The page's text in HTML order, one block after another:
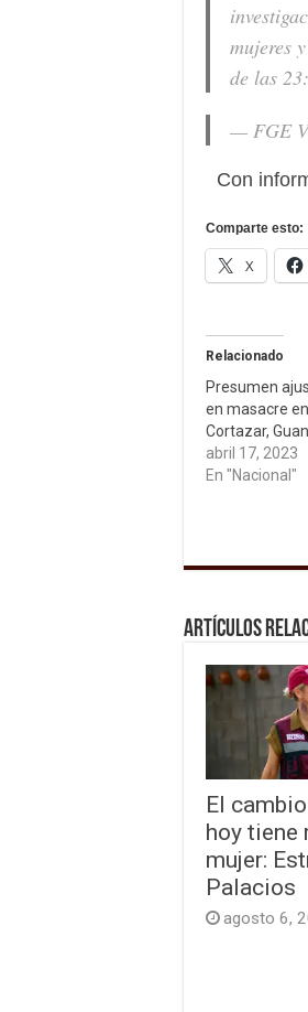
mujeres
de las
— FGE
Con
Comparte esto:
X
Relacionado
Presumen
en masacre
Cortazar,
abril 17, 2023
En "Nacional"
Artículos
El
hoy tiene
mujer:
Palacios
agosto 6,